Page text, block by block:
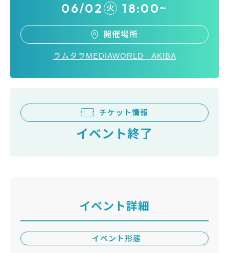
06/02 火 18:00~
開催場所
ラムタラMEDIAWORLD AKIBA
チケット情報
イベント終了
イベント詳細
イベント形態